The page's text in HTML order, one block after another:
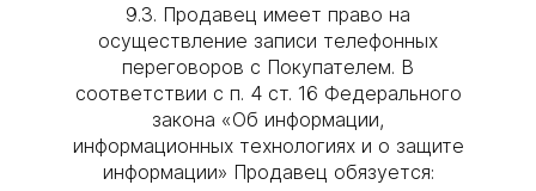
9.3. Продавец имеет право на
осуществление записи телефонных
переговоров с Покупателем. В
соответствии с п. 4 ст. 16 Федерального
закона «Об информации,
информационных технологиях и о защите
информации» Продавец обязуется: